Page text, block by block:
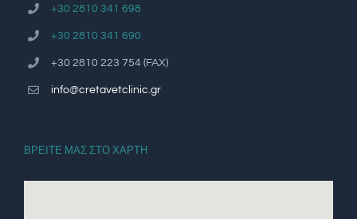
+30 2810 341 698
+30 2810 341 690
+30 2810 223 754 (FAX)
info@cretavetclinic.gr
ΒΡΕΙΤΕ ΜΑΣ ΣΤΟ ΧΑΡΤΗ